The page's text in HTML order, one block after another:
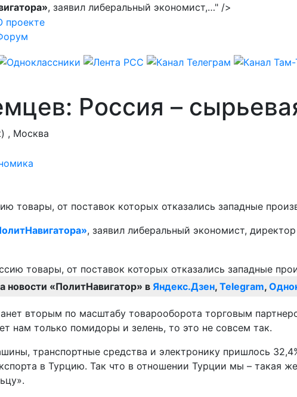
, заявил либеральный экономист,…" />
проекте
Россия –
, Москва
товары, от поставок которых отказались западные
, заявил либеральный экономист,
новости «ПолитНавигатор» в Яндекс.Дзен, Telegram,
вторым по масштабу товарооборота торговым
нам только помидоры и зелень, то это не совсем так.
транспортные средства и электронику пришлось
в Турцию. Так что в отношении Турции мы – такая